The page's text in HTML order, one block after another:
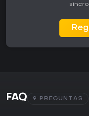
FAQ 9 PREGUNTAS